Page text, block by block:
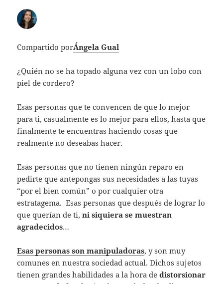
s
p
p
Compartido porÁngela Gual
¿Quién no se ha topado alguna vez con un lobo con
piel de cordero?
Esas personas que te convencen de que lo mejor
para ti, casualmente es lo mejor para ellos, hasta que
finalmente te encuentras haciendo cosas que
realmente no deseabas hacer.
Esas personas que no tienen ningún reparo en
pedirte que antepongas sus necesidades a las tuyas
“por el bien común” o por cualquier otra
estratagema. Esas personas que después de lograr lo
que querían de ti,ni siquiera se muestran
agradecidos…
Esas personas son manipuladoras, y son muy
comunes en nuestra sociedad actual. Dichos sujetos
tienen grandes habilidades a la hora dedistorsionar